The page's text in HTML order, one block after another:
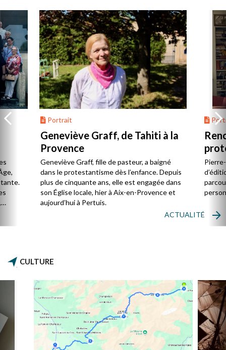
Portrait
Geneviève Graff, de Tahiti à la
Provence
Geneviève Graff, fille de pasteur, a baigné
dans le protestantisme dès l’enfance. Depuis
plus de cinquante ans, elle est engagée dans
son Église locale, hier à Aix-en-Provence et
aujourd’hui à Pertuis.
ACTUALITÉ
CULTURE